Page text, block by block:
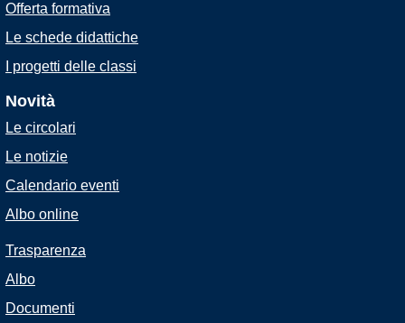
Offerta formativa
Le schede didattiche
I progetti delle classi
Novità
Le circolari
Le notizie
Calendario eventi
Albo online
Trasparenza
Albo
Documenti